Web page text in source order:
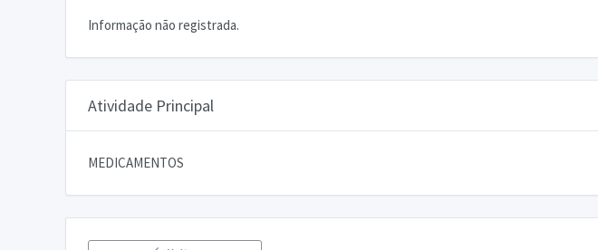
Informação não registrada.
Atividade Principal
MEDICAMENTOS